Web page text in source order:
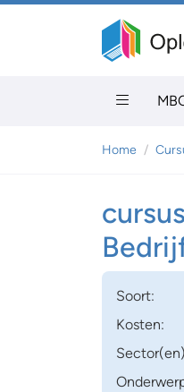
Home
Soort:
Kosten: